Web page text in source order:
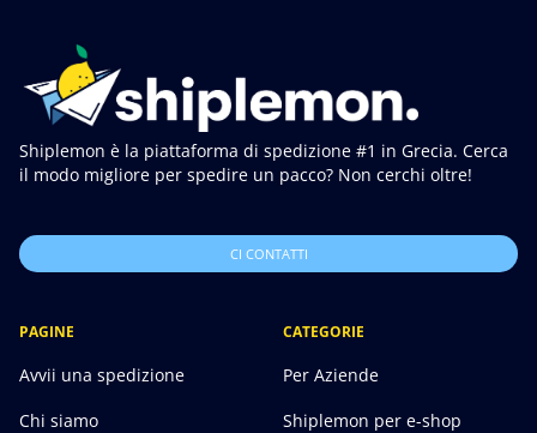
Shiplemon è la piattaforma di spedizione #1 in Grecia. Cerca
il modo migliore per spedire un pacco? Non cerchi oltre!
CI CONTATTI
PAGINE
Avvii una spedizione
Chi siamo
CATEGORIE
Per Aziende
Shiplemon per e-shop